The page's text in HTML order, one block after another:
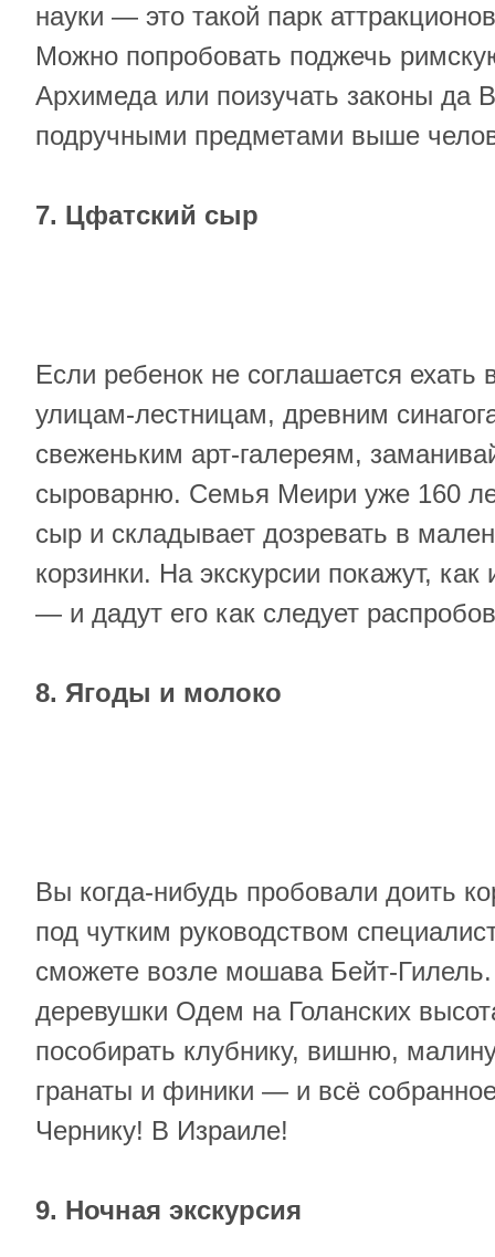
науки — это такой парк
Можно попробовать поджечь
Архимеда или поизучать законы да
подручными предметами выше
7. Цфатский сыр
Если ребенок не соглашается ехать
улицам-лестницам, древним
свеженьким арт-галереям,
сыроварню. Семья Меири уже 160
сыр и складывает дозревать в
корзинки. На экскурсии покажут,
— и дадут его как следует
8. Ягоды и молоко
Вы когда-нибудь пробовали доить
под чутким руководством
сможете возле мошава Бейт-
деревушки Одем на Голанских
пособирать клубнику, вишню,
гранаты и финики — и всё
Чернику! В Израиле!
9. Ночная экскурсия